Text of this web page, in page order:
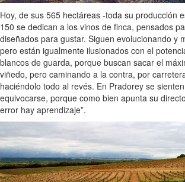
Hoy, de sus 565 hectáreas -toda su producción
150 se dedican a los vinos de finca, pensados
diseñados para gustar. Siguen evolucionando y
pero están igualmente ilusionados con el
blancos de guarda, porque buscan sacar el
viñedo, pero caminando a la contra, por
haciéndolo todo al revés. En Pradorey se
equivocarse, porque como bien apunta su
error hay aprendizaje”.